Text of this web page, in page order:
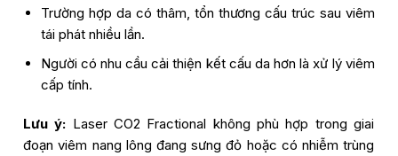
Trường hợp da có thâm, tổn thương cấu trúc sau viêm
tái phát nhiều lần.
Người có nhu cầu cải thiện kết cấu da hơn là xử lý viêm
cấp tính.
Lưu ý: Laser CO2 Fractional không phù hợp trong giai
đoạn viêm nang lông đang sưng đỏ hoặc có nhiễm trùng